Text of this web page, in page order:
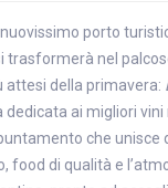
nuovissimo porto
trasformerà nel
attesi della primavera:
dedicata ai migliori vini
che unisce
food di qualità e